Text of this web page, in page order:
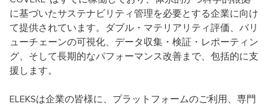
に基づいたサステナビリティ管理を必要とする企業に向け
て提供されています。ダブル・マテリアリティ評価、バリ
ューチェーンの可視化、データ収集・検証・レポーティン
グ、そして長期的なパフォーマンス改善まで、包括的に支
援します。
ELEKSは企業の皆様に、プラットフォームのご利用、専門